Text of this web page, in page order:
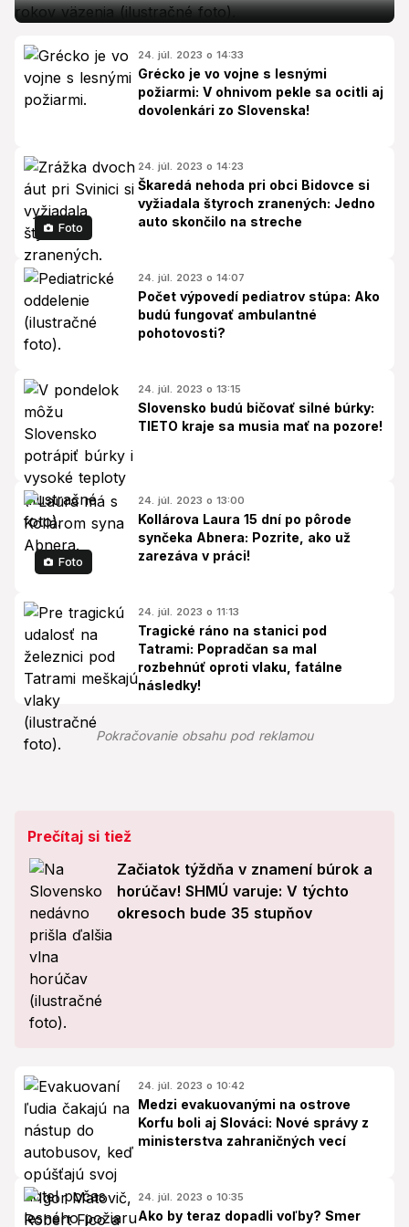
24. júl. 2023 o 14:33
Grécko je vo vojne s lesnými
požiarmi: V ohnivom pekle sa ocitli aj
dovolenkári zo Slovenska!
Foto
24. júl. 2023 o 14:23
Škaredá nehoda pri obci Bidovce si
vyžiadala štyroch zranených: Jedno
auto skončilo na streche
24. júl. 2023 o 14:07
Počet výpovedí pediatrov stúpa: Ako
budú fungovať ambulantné
pohotovosti?
24. júl. 2023 o 13:15
Slovensko budú bičovať silné búrky:
TIETO kraje sa musia mať na pozore!
Foto
24. júl. 2023 o 13:00
Kollárova Laura 15 dní po pôrode
synčeka Abnera: Pozrite, ako už
zarezáva v práci!
24. júl. 2023 o 11:13
Tragické ráno na stanici pod
Tatrami: Popradčan sa mal
rozbehnúť oproti vlaku, fatálne
následky!
Pokračovanie obsahu pod reklamou
Prečítaj si tiež
Začiatok týždňa v znamení búrok a
horúčav! SHMÚ varuje: V týchto
okresoch bude 35 stupňov
24. júl. 2023 o 10:42
Medzi evakuovanými na ostrove
Korfu boli aj Slováci: Nové správy z
ministerstva zahraničných vecí
24. júl. 2023 o 10:35
Ako by teraz dopadli voľby? Smer